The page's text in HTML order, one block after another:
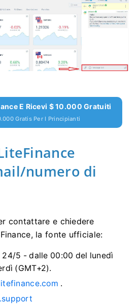
E Ricevi $ 10.000 Gratuiti
Gratis Per I Principianti
numero di
contattare e chiedere
la fonte ufficiale:
24/5 - dalle 00:00 del lunedì
(GMT+2).
.